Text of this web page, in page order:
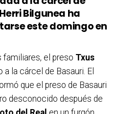
Bilgunea ha
este domingo en
familiares, el preso Txus
a la cárcel de Basauri. El
que el preso de Basauri
desconocido después de